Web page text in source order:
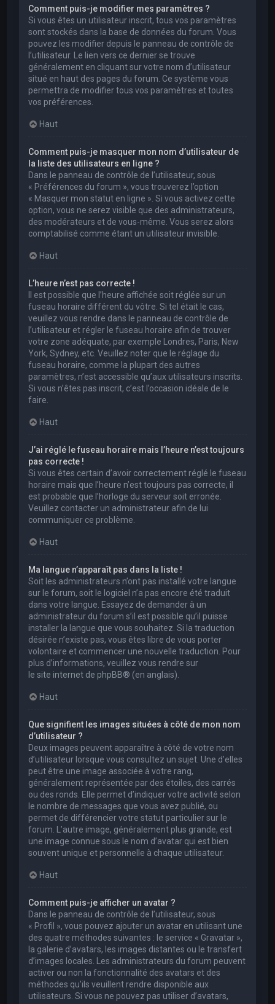
Comment puis-je modifier mes paramètres ?
Si vous êtes un utilisateur inscrit, tous vos paramètres
sont stockés dans la base de données du forum. Vous
pouvez les modifier depuis le panneau de contrôle de
l’utilisateur. Le lien vers ce dernier se trouve
généralement en cliquant sur votre nom d’utilisateur
situé en haut des pages du forum. Ce système vous
permettra de modifier tous vos paramètres et toutes
vos préférences.
Haut
Comment puis-je masquer mon nom d’utilisateur de
la liste des utilisateurs en ligne ?
Dans le panneau de contrôle de l’utilisateur, sous
« Préférences du forum », vous trouverez l’option
« Masquer mon statut en ligne ». Si vous activez cette
option, vous ne serez visible que des administrateurs,
des modérateurs et de vous-même. Vous serez alors
comptabilisé comme étant un utilisateur invisible.
Haut
L’heure n’est pas correcte !
Il est possible que l’heure affichée soit réglée sur un
fuseau horaire différent du vôtre. Si tel était le cas,
veuillez vous rendre dans le panneau de contrôle de
l’utilisateur et régler le fuseau horaire afin de trouver
votre zone adéquate, par exemple Londres, Paris, New
York, Sydney, etc. Veuillez noter que le réglage du
fuseau horaire, comme la plupart des autres
paramètres, n’est accessible qu’aux utilisateurs inscrits.
Si vous n’êtes pas inscrit, c’est l’occasion idéale de le
faire.
Haut
J’ai réglé le fuseau horaire mais l’heure n’est toujours
pas correcte !
Si vous êtes certain d’avoir correctement réglé le fuseau
horaire mais que l’heure n’est toujours pas correcte, il
est probable que l’horloge du serveur soit erronée.
Veuillez contacter un administrateur afin de lui
communiquer ce problème.
Haut
Ma langue n’apparaît pas dans la liste !
Soit les administrateurs n’ont pas installé votre langue
sur le forum, soit le logiciel n’a pas encore été traduit
dans votre langue. Essayez de demander à un
administrateur du forum s’il est possible qu’il puisse
installer la langue que vous souhaitez. Si la traduction
désirée n’existe pas, vous êtes libre de vous porter
volontaire et commencer une nouvelle traduction. Pour
plus d’informations, veuillez vous rendre sur
le site internet de phpBB® (en anglais).
Haut
Que signifient les images situées à côté de mon nom
d’utilisateur ?
Deux images peuvent apparaître à côté de votre nom
d’utilisateur lorsque vous consultez un sujet. Une d’elles
peut être une image associée à votre rang,
généralement représentée par des étoiles, des carrés
ou des ronds. Elle permet d’indiquer votre activité selon
le nombre de messages que vous avez publié, ou
permet de différencier votre statut particulier sur le
forum. L’autre image, généralement plus grande, est
une image connue sous le nom d’avatar qui est bien
souvent unique et personnelle à chaque utilisateur.
Haut
Comment puis-je afficher un avatar ?
Dans le panneau de contrôle de l’utilisateur, sous
« Profil », vous pouvez ajouter un avatar en utilisant une
des quatre méthodes suivantes : le service « Gravatar »,
la galerie d’avatars, les images distantes ou le transfert
d’images locales. Les administrateurs du forum peuvent
activer ou non la fonctionnalité des avatars et des
méthodes qu’ils veuillent rendre disponible aux
utilisateurs. Si vous ne pouvez pas utiliser d’avatars,